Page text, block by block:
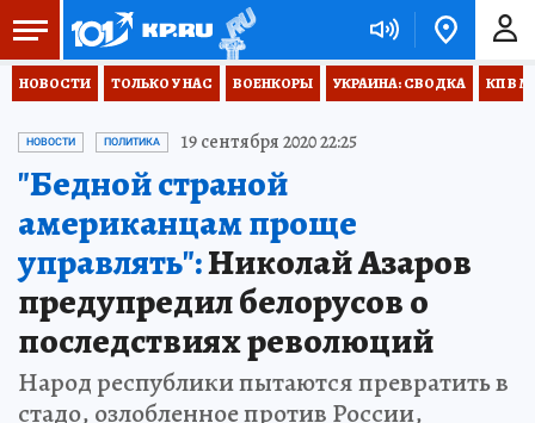
НОВОСТИ ТОЛЬКО У НАС ВОЕНКОРЫ УКРАИНА: СВОДКА КП В
НОВОСТИ ПОЛИТИКА 19 сентября 2020 22:25
"Бедной страной
американцам проще
управлять":Николай Азаров
предупредил белорусов о
последствиях революций
Народ республики пытаются превратить в
стадо, озлобленное против России,